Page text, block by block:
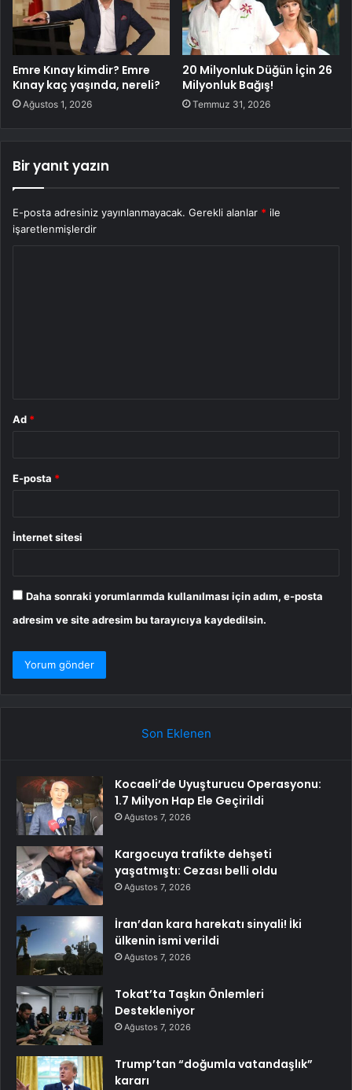
Emre Kınay kimdir? Emre
Kınay kaç yaşında, nereli?
Ağustos 1, 2026
20 Milyonluk Düğün İçin 26
Milyonluk Bağış!
Temmuz 31, 2026
Bir yanıt yazın
E-posta adresiniz yayınlanmayacak. Gerekli alanlar * ile
işaretlenmişlerdir
Ad *
E-posta *
İnternet sitesi
Daha sonraki yorumlarımda kullanılması için adım, e-posta
adresim ve site adresim bu tarayıcıya kaydedilsin.
Son Eklenen
Kocaeli’de Uyuşturucu Operasyonu:
1.7 Milyon Hap Ele Geçirildi
Ağustos 7, 2026
Kargocuya trafikte dehşeti
yaşatmıştı: Cezası belli oldu
Ağustos 7, 2026
İran’dan kara harekatı sinyali! İki
ülkenin ismi verildi
Ağustos 7, 2026
Tokat’ta Taşkın Önlemleri
Destekleniyor
Ağustos 7, 2026
Trump’tan “doğumla vatandaşlık”
kararı